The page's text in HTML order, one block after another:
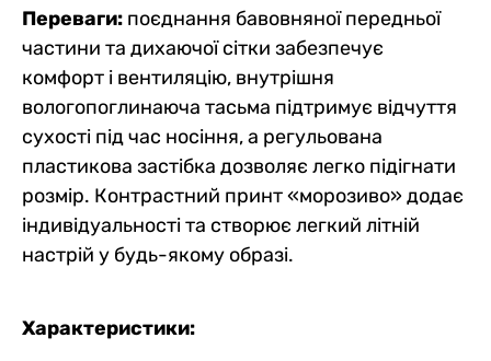
Переваги: поєднання бавовняної передньої
частини та дихаючої сітки забезпечує
комфорт і вентиляцію, внутрішня
вологопоглинаюча тасьма підтримує відчуття
сухості під час носіння, а регульована
пластикова застібка дозволяє легко підігнати
розмір. Контрастний принт «морозиво» додає
індивідуальності та створює легкий літній
настрій у будь-якому образі.
Характеристики: